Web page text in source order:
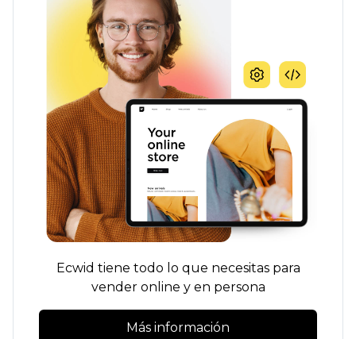
Ecwid tiene todo lo que necesitas para
vender online y en persona
Más información